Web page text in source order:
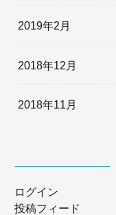
2019年2月
2018年12月
2018年11月
ログイン
投稿フィード